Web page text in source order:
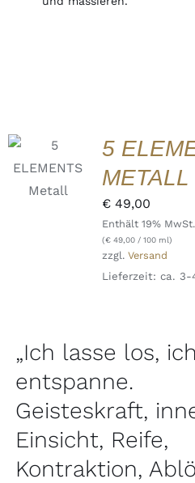
WARENKORB
/
QUICK
5
METALL
€49,00
Enthält 19% MwSt.
(€49,00/ 100 ml)
zzgl. Versand
Lieferzeit: ca. 3-
„Ich lasse los, ich
entspanne.
Geisteskraft,
Einsicht, Reife,
Kontraktion,